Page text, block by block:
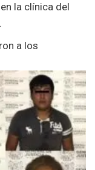
la clínica del
a los